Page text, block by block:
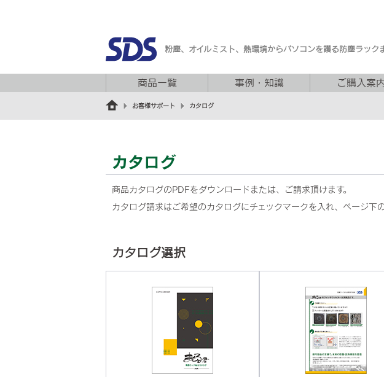
粉塵、オイルミスト、熱環境からパソコンを護る防塵ラック
商品一覧 事例・知識 ご購入案
お客様サポート カタログ
カタログ
商品カタログのPDFをダウンロードまたは、ご請求頂けます。
カタログ請求はご希望のカタログにチェックマークを入れ、ページ下
カタログ選択